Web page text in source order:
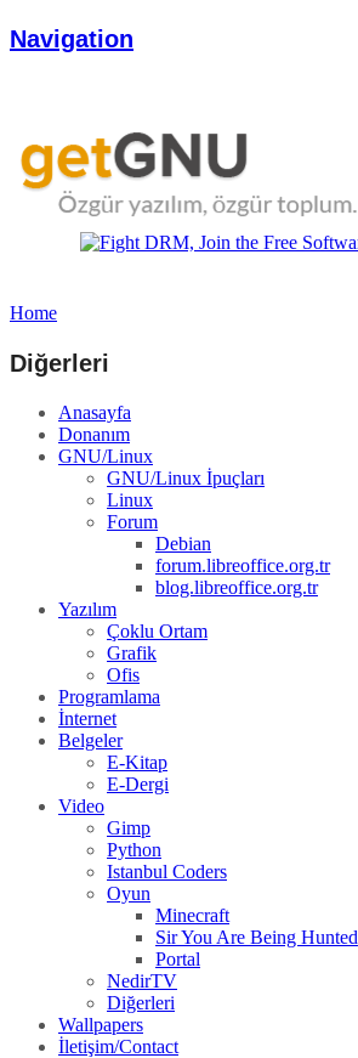
Navigation
Home
Diğerleri
Anasayfa
Donanım
GNU/Linux
GNU/Linux İpuçları
Linux
Forum
Debian
forum.libreoffice.org.tr
blog.libreoffice.org.tr
Yazılım
Çoklu Ortam
Grafik
Ofis
Programlama
İnternet
Belgeler
E-Kitap
E-Dergi
Video
Gimp
Python
Istanbul Coders
Oyun
Minecraft
Sir You Are Being Hunted
Portal
NedirTV
Diğerleri
Wallpapers
İletişim/Contact